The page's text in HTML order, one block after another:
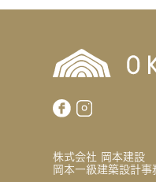
株式会社 岡本建設
岡本一級建築設計事